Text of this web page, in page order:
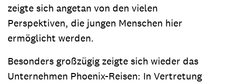
zeigte sich angetan von den vielen
Perspektiven, die jungen Menschen hier
ermöglicht werden.
Besonders großzügig zeigte sich wieder das
Unternehmen Phoenix-Reisen: In Vertretung